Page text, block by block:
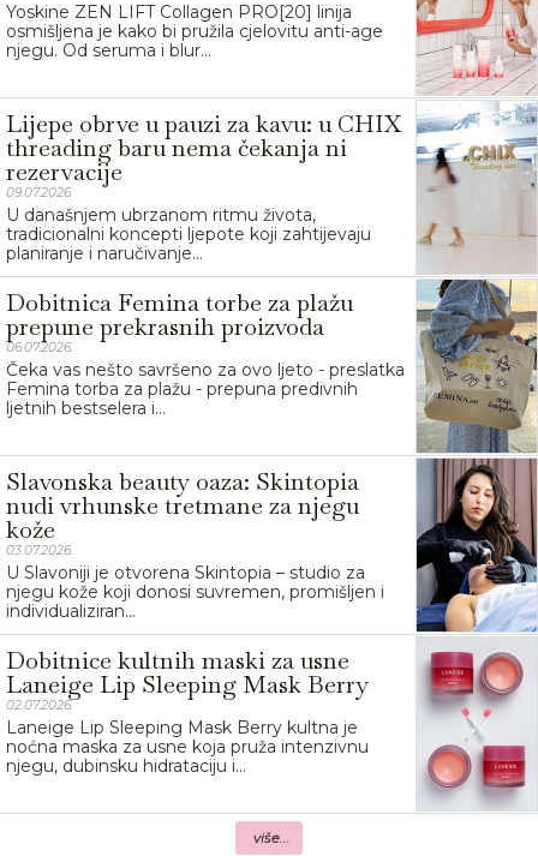
Yoskine ZEN LIFT Collagen PRO[20] linija
osmišljena je kako bi pružila cjelovitu anti-age
njegu. Od seruma i blur...
Lijepe obrve u pauzi za kavu: u CHIX
threading baru nema čekanja ni
rezervacije
09.07.2026.
U današnjem ubrzanom ritmu života,
tradicionalni koncepti ljepote koji zahtijevaju
planiranje i naručivanje...
Dobitnica Femina torbe za plažu
prepune prekrasnih proizvoda
06.07.2026.
Čeka vas nešto savršeno za ovo ljeto - preslatka
Femina torba za plažu - prepuna predivnih
ljetnih bestselera i...
Slavonska beauty oaza: Skintopia
nudi vrhunske tretmane za njegu
kože
03.07.2026.
U Slavoniji je otvorena Skintopia – studio za
njegu kože koji donosi suvremen, promišljen i
individualiziran...
Dobitnice kultnih maski za usne
Laneige Lip Sleeping Mask Berry
02.07.2026.
Laneige Lip Sleeping Mask Berry kultna je
noćna maska za usne koja pruža intenzivnu
njegu, dubinsku hidrataciju i...
više...